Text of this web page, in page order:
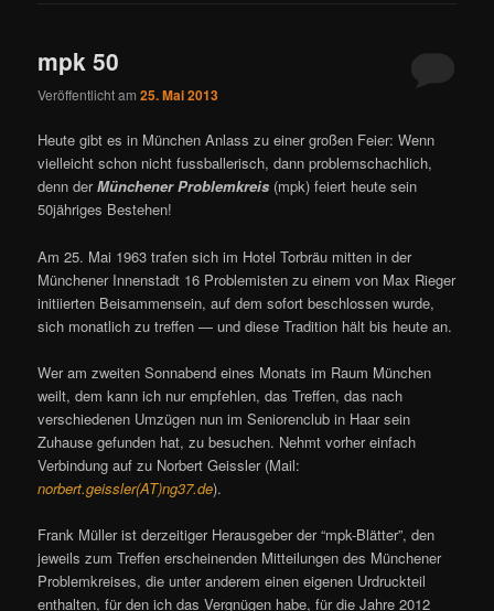
mpk 50
Veröffentlicht am25. Mai 2013
Heute gibt es in München Anlass zu einer großen Feier: Wenn
vielleicht schon nicht fussballerisch, dann problemschachlich,
denn derMünchener Problemkreis (mpk) feiert heute sein
50jähriges Bestehen!
Am 25. Mai 1963 trafen sich im Hotel Torbräu mitten in der
Münchener Innenstadt 16 Problemisten zu einem von Max Rieger
initiierten Beisammensein, auf dem sofort beschlossen wurde,
sich monatlich zu treffen — und diese Tradition hält bis heute an.
Wer am zweiten Sonnabend eines Monats im Raum München
weilt, dem kann ich nur empfehlen, das Treffen, das nach
verschiedenen Umzügen nun im Seniorenclub in Haar sein
Zuhause gefunden hat, zu besuchen. Nehmt vorher einfach
Verbindung auf zu Norbert Geissler (Mail:
norbert.geissler(AT)ng37.de).
Frank Müller ist derzeitiger Herausgeber der “mpk-Blätter”, den
jeweils zum Treffen erscheinenden Mitteilungen des Münchener
Problemkreises, die unter anderem einen eigenen Urdruckteil
enthalten, für den ich das Vergnügen habe, für die Jahre 2012